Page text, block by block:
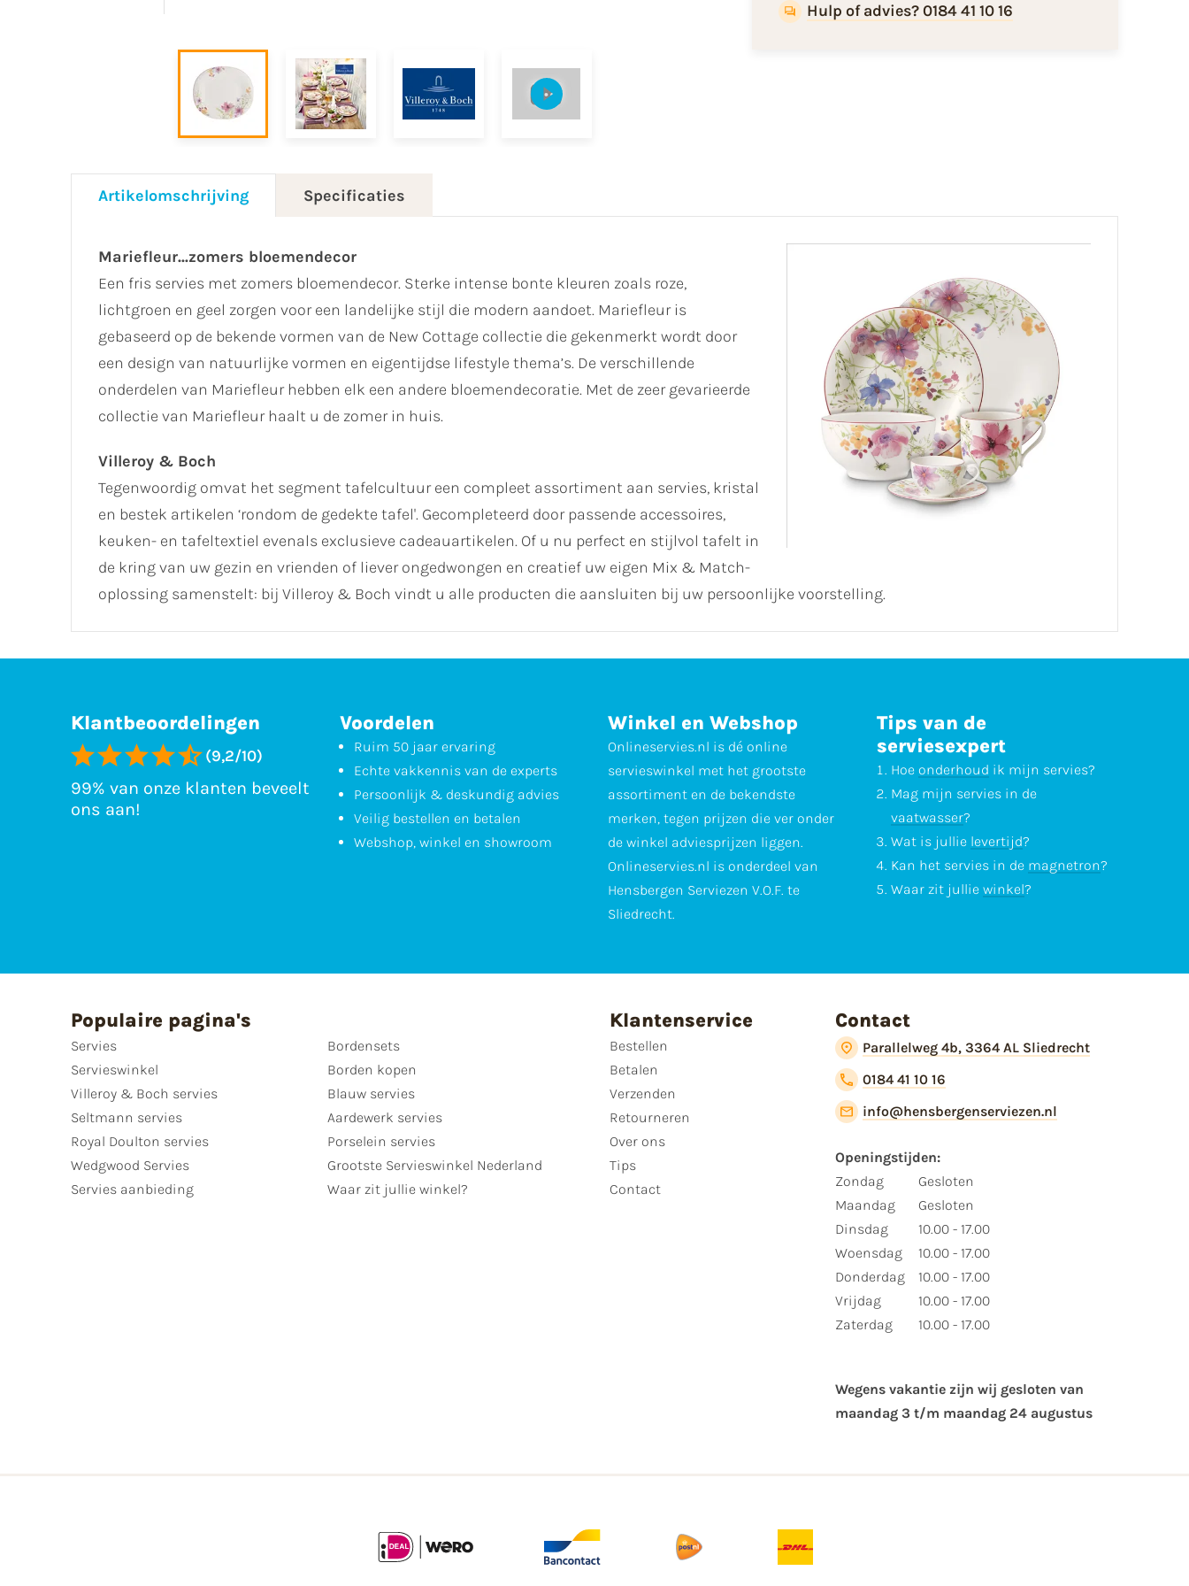
Hulp of advies? 0184 41 10 16
Artikelomschrijving Specificaties
Mariefleur...zomers bloemendecor
Een fris servies met zomers bloemendecor. Sterke intense bonte kleuren zoals roze,
lichtgroen en geel zorgen voor een landelijke stijl die modern aandoet. Mariefleur is
gebaseerd op de bekende vormen van de New Cottage collectie die gekenmerkt wordt door
een design van natuurlijke vormen en eigentijdse lifestyle thema’s. De verschillende
onderdelen van Mariefleur hebben elk een andere bloemendecoratie. Met de zeer gevarieerde
collectie van Mariefleur haalt u de zomer in huis.
Villeroy & Boch
Tegenwoordig omvat het segment tafelcultuur een compleet assortiment aan servies, kristal
en bestek artikelen ‘rondom de gedekte tafel'. Gecompleteerd door passende accessoires,
keuken- en tafeltextiel evenals exclusieve cadeauartikelen. Of u nu perfect en stijlvol tafelt in
de kring van uw gezin en vrienden of liever ongedwongen en creatief uw eigen Mix & Match-
oplossing samenstelt: bij Villeroy & Boch vindt u alle producten die aansluiten bij uw persoonlijke voorstelling.
Klantbeoordelingen
(9,2/10)
99% van onze klanten beveelt
ons aan!
Voordelen
Ruim 50 jaar ervaring
Echte vakkennis van de experts
Persoonlijk & deskundig advies
Veilig bestellen en betalen
Webshop, winkel en showroom
Winkel en Webshop
Onlineservies.nl is dé online
servieswinkel met het grootste
assortiment en de bekendste
merken, tegen prijzen die ver onder
de winkel adviesprijzen liggen.
Onlineservies.nl is onderdeel van
Hensbergen Serviezen V.O.F. te
Sliedrecht.
Tips van de
serviesexpert
Hoe onderhoud ik mijn servies?
Mag mijn servies in de
vaatwasser?
Wat is jullie levertijd?
Kan het servies in de magnetron?
Waar zit jullie winkel?
Populaire pagina's
Servies
Servieswinkel
Villeroy & Boch servies
Seltmann servies
Royal Doulton servies
Wedgwood Servies
Servies aanbieding
Bordensets
Borden kopen
Blauw servies
Aardewerk servies
Porselein servies
Grootste Servieswinkel Nederland
Waar zit jullie winkel?
Klantenservice
Bestellen
Betalen
Verzenden
Retourneren
Over ons
Tips
Contact
Contact
Parallelweg 4b, 3364 AL Sliedrecht
0184 41 10 16
info@hensbergenserviezen.nl
Openingstijden:
Zondag
Maandag
Dinsdag
Woensdag
Donderdag
Vrijdag
Zaterdag
Gesloten
Gesloten
10.00 - 17.00
10.00 - 17.00
10.00 - 17.00
10.00 - 17.00
10.00 - 17.00
Wegens vakantie zijn wij gesloten van ​
maandag 3 t/m maandag 24 augustus